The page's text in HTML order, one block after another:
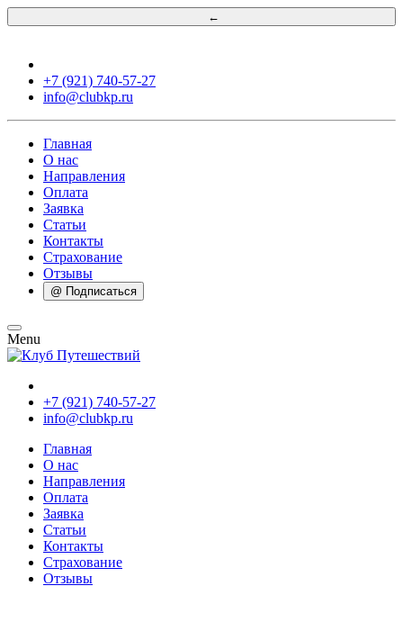
←
+7 (921) 740-57-27
info@clubkp.ru
Главная
О нас
Направления
Оплата
Заявка
Статьи
Контакты
Страхование
Отзывы
@ Подписаться
Menu
+7 (921) 740-57-27
info@clubkp.ru
Главная
О нас
Направления
Оплата
Заявка
Статьи
Контакты
Страхование
Отзывы